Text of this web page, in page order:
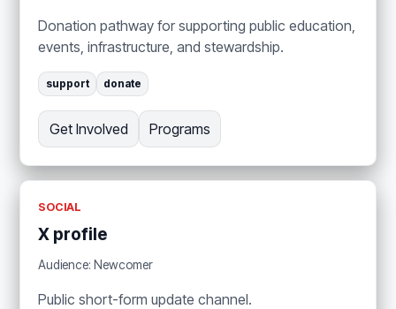
Donation pathway for supporting public education,
events, infrastructure, and stewardship.
support donate
Get Involved Programs
SOCIAL
X profile
Audience: Newcomer
Public short-form update channel.